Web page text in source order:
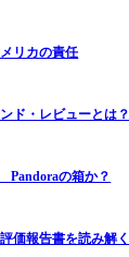
リカの責任
ド・レビューとは？
Pandoraの箱か？
価報告書を読み解く